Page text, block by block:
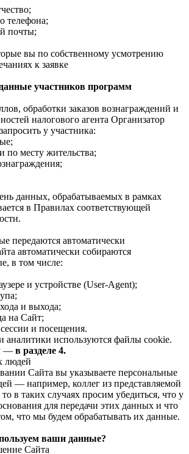
телефона;
почты;
вы по собственному усмотрению
к заявке
участников программ
обработки заказов вознаграждений и
налогового агента Организатор
у участника:
по месту жительства;
данных, обрабатываемых в рамках
в Правилах соответствующей
передаются автоматически
автоматически собираются
в том числе:
и устройстве (User-Agent);
и выхода;
на Сайт;
и посещения.
аналитики используются файлы cookie.
— в разделе 4.
людей
Сайта вы указываете персональные
— например, коллег из представляемой
в таких случаях просим убедиться, что у
для передачи этих данных и что
что мы будем обрабатывать их данные.
ваши данные?
Сайта